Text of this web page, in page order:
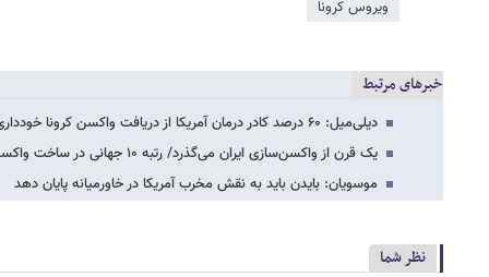
ویروس کرونا
خبرهای مرتبط
دیلی‌میل: ۶۰ درصد کادر درمان آمریکا از دریافت واکسن کرونا خودداری می‌کنند
یک قرن از واکسن‌سازی ایران می‌گذرد/ رتبه ۱۰ جهانی در ساخت واکسن
موسویان: بایدن باید به نقش مخرب آمریکا در خاورمیانه پایان دهد
نظر شما